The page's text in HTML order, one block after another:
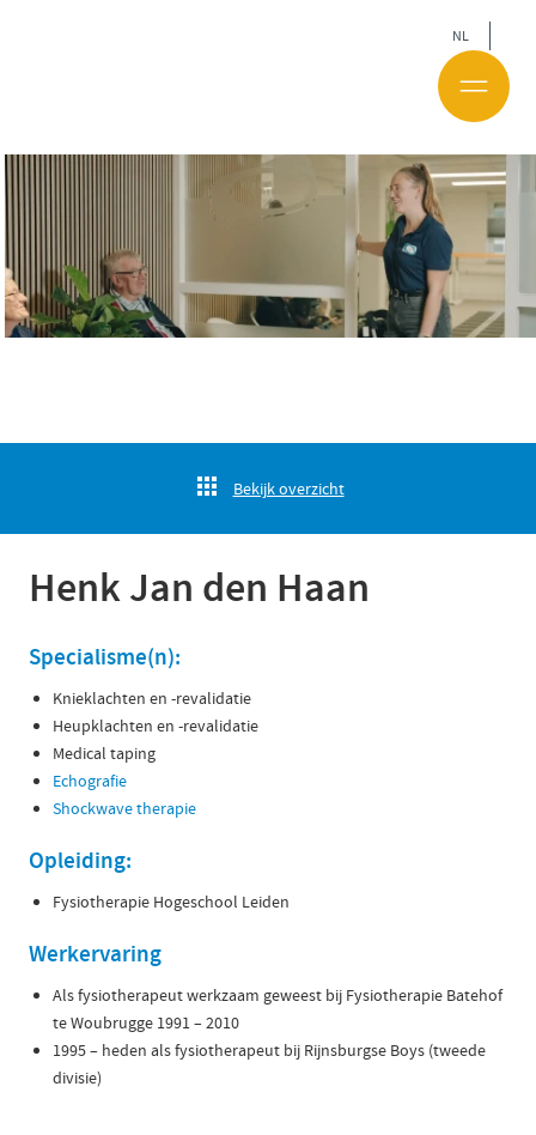
NL
Bekijk overzicht
Henk Jan den Haan
Specialisme(n):
Knieklachten en -revalidatie
Heupklachten en -revalidatie
Medical taping
Echografie
Shockwave therapie
Opleiding:
Fysiotherapie Hogeschool Leiden
Werkervaring
Als fysiotherapeut werkzaam geweest bij Fysiotherapie Batehof
te Woubrugge 1991 – 2010
1995 – heden als fysiotherapeut bij Rijnsburgse Boys (tweede
divisie)